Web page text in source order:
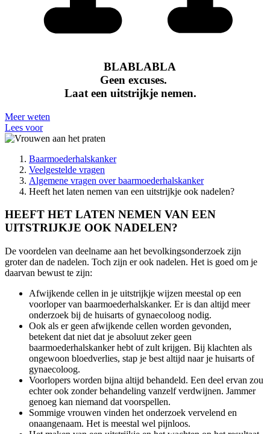
BLABLABLA
Geen excuses.
Laat een uitstrijkje nemen.
Meer weten
Lees voor
Baarmoederhalskanker
Veelgestelde vragen
Algemene vragen over baarmoederhalskanker
Heeft het laten nemen van een uitstrijkje ook nadelen?
HEEFT HET LATEN NEMEN VAN EEN
UITSTRIJKJE OOK NADELEN?
De voordelen van deelname aan het bevolkingsonderzoek zijn
groter dan de nadelen. Toch zijn er ook nadelen. Het is goed om je
daarvan bewust te zijn:
Afwijkende cellen in je uitstrijkje wijzen meestal op een
voorloper van baarmoederhalskanker. Er is dan altijd meer
onderzoek bij de huisarts of gynaecoloog nodig.
Ook als er geen afwijkende cellen worden gevonden,
betekent dat niet dat je absoluut zeker geen
baarmoederhalskanker hebt of zult krijgen. Bij klachten als
ongewoon bloedverlies, stap je best altijd naar je huisarts of
gynaecoloog.
Voorlopers worden bijna altijd behandeld. Een deel ervan zou
echter ook zonder behandeling vanzelf verdwijnen. Jammer
genoeg kan niemand dat voorspellen.
Sommige vrouwen vinden het onderzoek vervelend en
onaangenaam. Het is meestal wel pijnloos.